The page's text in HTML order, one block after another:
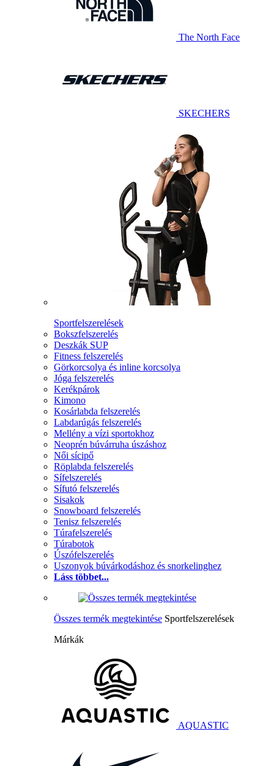
The North Face
SKECHERS
Sportfelszerelések
Bokszfelszerelés
Deszkák SUP
Fitness felszerelés
Görkorcsolya és inline korcsolya
Jóga felszerelés
Kerékpárok
Kimono
Kosárlabda felszerelés
Labdarúgás felszerelés
Mellény a vízi sportokhoz
Neoprén búvárruha úszáshoz
Női sícipő
Röplabda felszerelés
Sífelszerelés
Sífutó felszerelés
Sisakok
Snowboard felszerelés
Tenisz felszerelés
Túrafelszerelés
Túrabotok
Úszófelszerelés
Uszonyok búvárkodáshoz és snorkelinghez
Láss többet...
Összes termék megtekintése Sportfelszerelések
Márkák
AQUASTIC